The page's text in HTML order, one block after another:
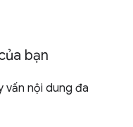
bạn
vấn nội dung đa